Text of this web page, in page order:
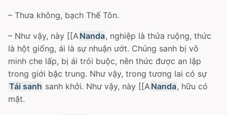
– Thưa không, bạch Thế Tôn.
– Như vậy, này [[A Nanda, nghiệp là thửa ruộng, thức
là hột giống, ái là sự nhuận ướt. Chúng sanh bị vô
minh che lấp, bị ái trói buộc, nên thức được an lập
trong giới bậc trung. Như vậy, trong tương lai có sự
Tái sanh sanh khởi. Như vậy, này [[A Nanda, hữu có
mặt.